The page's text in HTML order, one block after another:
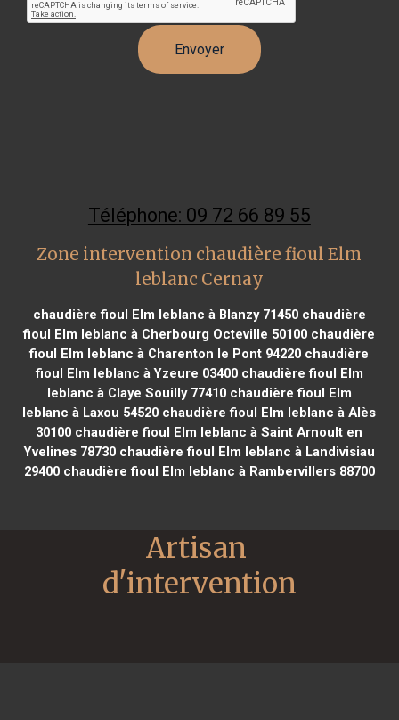
Téléphone: 09 72 66 89 55
Zone intervention chaudière fioul Elm
leblanc Cernay
chaudière fioul Elm leblanc à Blanzy 71450chaudière
fioul Elm leblanc à Cherbourg Octeville 50100 chaudière
fioul Elm leblanc à Charenton le Pont 94220 chaudière
fioul Elm leblanc à Yzeure 03400chaudière fioul Elm
leblanc à Claye Souilly 77410chaudière fioul Elm
leblanc à Laxou 54520 chaudière fioul Elm leblanc à Alès
30100 chaudière fioul Elm leblanc à Saint Arnoult en
Yvelines 78730chaudière fioul Elm leblanc à Landivisiau
29400chaudière fioul Elm leblanc à Rambervillers 88700
Artisan
d'intervention